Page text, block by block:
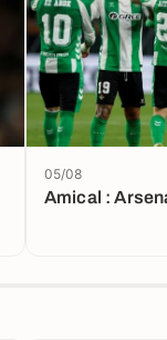
Amical :
05/08